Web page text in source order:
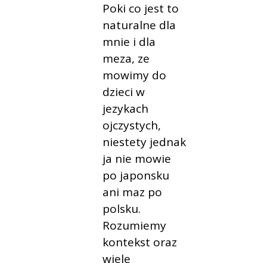
Poki co jest to
naturalne dla
mnie i dla
meza, ze
mowimy do
dzieci w
jezykach
ojczystych,
niestety jednak
ja nie mowie
po japonsku
ani maz po
polsku.
Rozumiemy
kontekst oraz
wiele